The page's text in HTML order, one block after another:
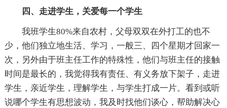
四、走进学生，关爱每一个学生
我班学生80%来自农村，父母双双在外打工的也不
少，他们独立地生活、学习，一般三、四个星期才回家一
次，另外由于班主任工作的特殊性，他们与班主任的接触
时间是最长的，我觉得我有责任、有义务放下架子，走进
学生，亲近学生，理解学生，与学生打成一片。看到或听
说哪个学生有思想波动，我及时找他们谈心，帮助解决心